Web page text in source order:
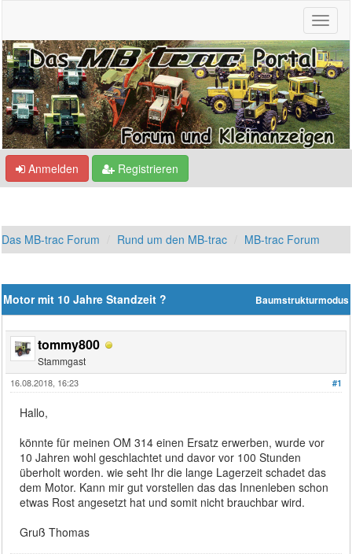
Anmelden Registrieren
Das MB-trac Forum Rund um den MB-trac MB-trac Forum
Baumstrukturmodus
Motor mit 10 Jahre Standzeit ?
tommy800
Stammgast
#1
16.08.2018, 16:23
Hallo,
könnte für meinen OM 314 einen Ersatz erwerben, wurde vor
10 Jahren wohl geschlachtet und davor vor 100 Stunden
überholt worden. wie seht Ihr die lange Lagerzeit schadet das
dem Motor. Kann mir gut vorstellen das das Innenleben schon
etwas Rost angesetzt hat und somit nicht brauchbar wird.
Gruß Thomas